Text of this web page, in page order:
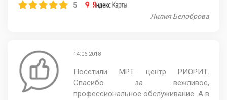
5
Лилия Белоброва
14.06.2018
Посетили МРТ центр РИОРИТ.
Спасибо за вежливое,
профессиональное обслуживание. А в